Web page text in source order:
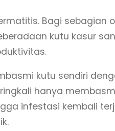
Bagi sebagian
kutu kasur
kutu sendiri
hanya
infestasi kembali